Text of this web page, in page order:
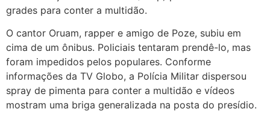
grades para conter a multidão.
O cantor Oruam, rapper e amigo de Poze, subiu em
cima de um ônibus. Policiais tentaram prendê-lo, mas
foram impedidos pelos populares. Conforme
informações da TV Globo, a Polícia Militar dispersou
spray de pimenta para conter a multidão e vídeos
mostram uma briga generalizada na posta do presídio.